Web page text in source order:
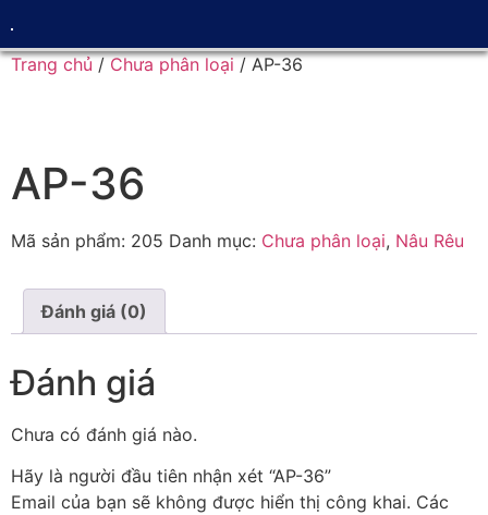
Trang chủ / Chưa phân loại / AP-36
AP-36
Mã sản phẩm: 205 Danh mục: Chưa phân loại, Nâu Rêu
Đánh giá (0)
Đánh giá
Chưa có đánh giá nào.
Hãy là người đầu tiên nhận xét “AP-36”
Email của bạn sẽ không được hiển thị công khai. Các